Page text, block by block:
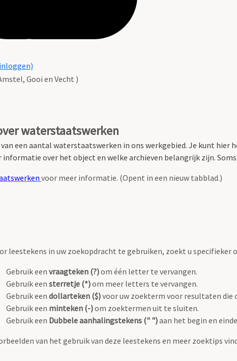
Gooi en Vecht )
waterstaatswerken
een aantal waterstaatswerken in ons werkgebied. Je kunt hier
over het object en welke archieven belangrijk zijn.
voor meer informatie. (Opent in een nieuw tabblad.)
leestekens in uw zoekopdracht te gebruiken, zoekt u specifieker
Gebruik een vraagteken (?)om één letter te vervangen.
Gebruik een sterretje (*)om meer letters te vervangen.
Gebruik een dollarteken ($)voor uw zoekterm voor resultaten die
Gebruik een minteken (-)om zoektermen uit te sluiten.
Gebruik een Dubbele aanhalingstekens (" ")aan het begin en
van het gebruik van deze leestekens en meer zoektips